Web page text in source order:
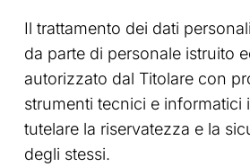
Il trattamento dei dati
da parte di personale istruito
autorizzato dal Titolare con
strumenti tecnici e informatici
tutelare la riservatezza e la
degli stessi.